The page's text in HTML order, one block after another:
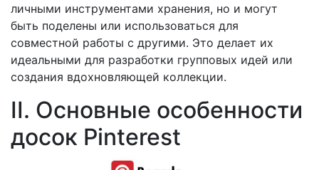
личными инструментами хранения, но и могут
быть поделены или использоваться для
совместной работы с другими. Это делает их
идеальными для разработки групповых идей или
создания вдохновляющей коллекции.
II. Основные особенности
досок Pinterest